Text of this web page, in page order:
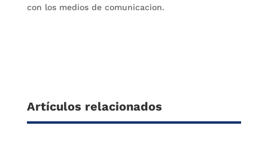
con los medios de comunicacion.
Artículos relacionados